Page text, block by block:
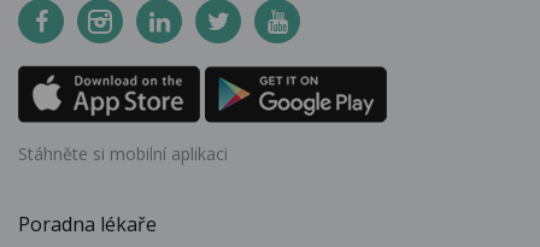
Stáhněte si mobilní aplikaci
Poradna lékaře